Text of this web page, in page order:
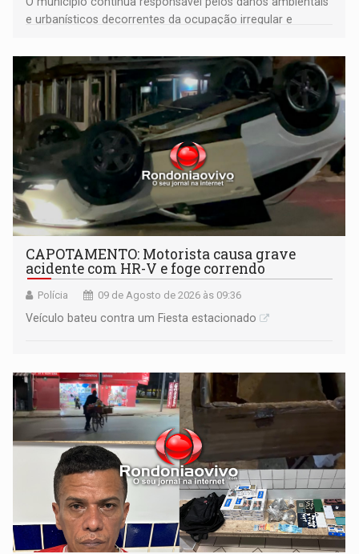
e urbanísticos decorrentes da ocupação irregular e
CAPOTAMENTO: Motorista causa grave
acidente com HR-V e foge correndo
Polícia 09 de Agosto de 2026 às 09:36
Veículo bateu contra um Fiesta estacionado